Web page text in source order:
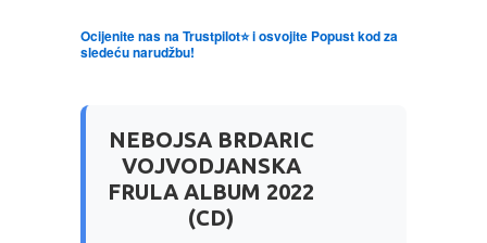
NAUČNA FANTASTIKA
POEZIJA
POPULARNA PSIHOLOGIJA
Ocijenite nas na Trustpilot⭐ i osvojite Popust kod za
sledeću narudžbu!
NEBOJSA BRDARIC
VOJVODJANSKA
FRULA ALBUM 2022
(CD)